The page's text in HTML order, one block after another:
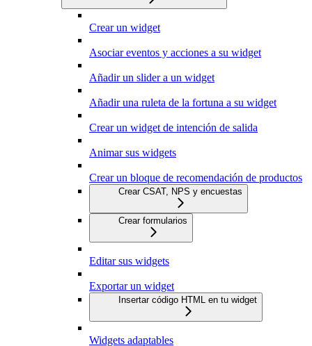
Crear un widget
Asociar eventos y acciones a su widget
Añadir un slider a un widget
Añadir una ruleta de la fortuna a su widget
Crear un widget de intención de salida
Animar sus widgets
Crear un bloque de recomendación de productos
Crear CSAT, NPS y encuestas
Crear formularios
Editar sus widgets
Exportar un widget
Insertar código HTML en tu widget
Widgets adaptables